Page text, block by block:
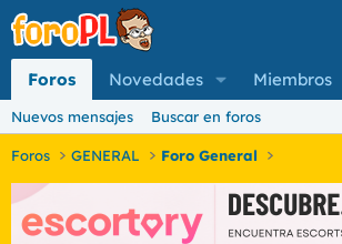
Foros Novedades Miembros
Nuevos mensajes Buscar en foros
Foros GENERAL Foro General